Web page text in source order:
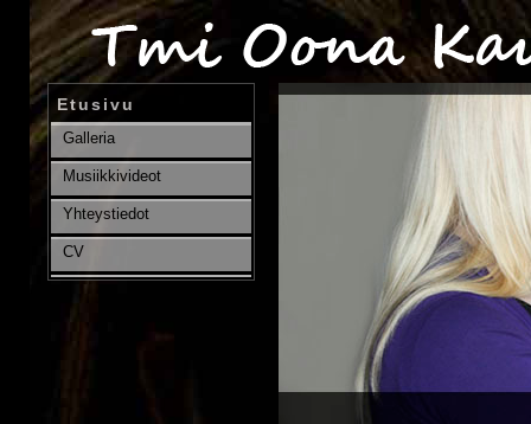
Etusivu
Galleria
Musiikkivideot
Yhteystiedot
CV